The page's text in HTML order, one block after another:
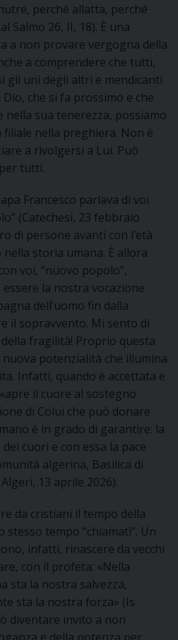
perché allatta, perché
Salmo 26, II, 18). È una
a non provare vergogna della
a comprendere che tutti,
gli uni degli altri e mendicanti
che si fa prossimo e che
nella sua tenerezza, possiamo
nella preghiera. Non è
a rivolgersi a Lui. Può
tutti.
Francesco parlava di voi
(Catechesi, 23 febbraio
di persone avanti con l’età
storia umana. È allora
voi, “nuovo popolo”,
la nostra vocazione
dell’uomo fin dalla
il sopravvento. Mi sento di
fragilità! Proprio questa
nuova potenzialità che illumina
Infatti, quando è accettata e
il cuore al sostegno
di Colui che può donare
è in grado di garantire: la
cuori e con essa la pace
algerina, Basilica di
13 aprile 2026).
da cristiani il tempo della
stesso tempo “chiamati”. Un
infatti, rinascere da vecchi
con il profeta: «Nella
sta la nostra salvezza,
sta la nostra forza» (Is
diventare invito a non